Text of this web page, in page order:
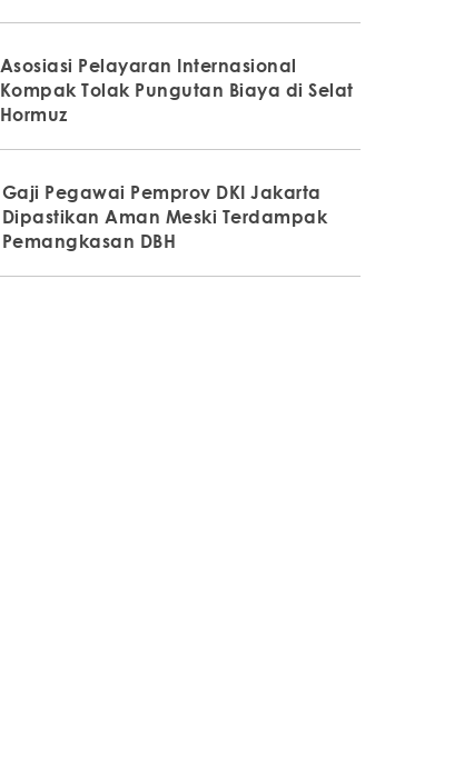
Asosiasi Pelayaran Internasional
Kompak Tolak Pungutan Biaya di Selat
Hormuz
Gaji Pegawai Pemprov DKI Jakarta
Dipastikan Aman Meski Terdampak
Pemangkasan DBH